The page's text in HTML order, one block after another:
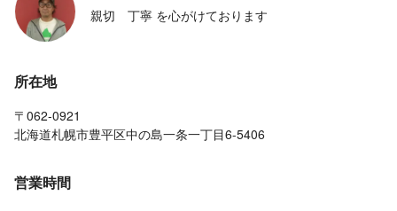
親切 丁寧 を心がけております
所在地
〒062-0921
北海道札幌市豊平区中の島一条一丁目6-5406
営業時間